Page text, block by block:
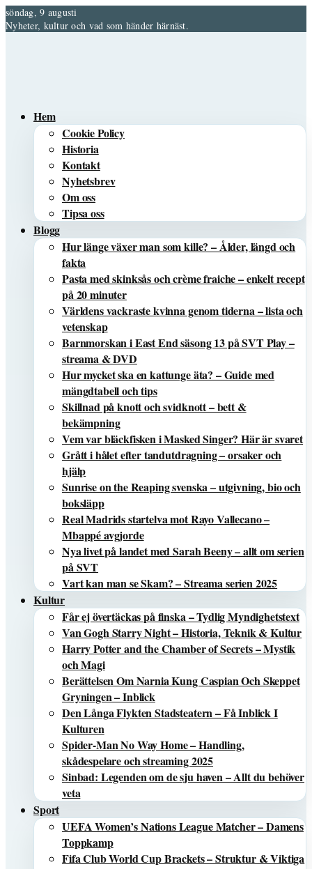
söndag, 9 augusti
Nyheter, kultur och vad som händer härnäst.
Hem
Cookie Policy
Historia
Kontakt
Nyhetsbrev
Om oss
Tipsa oss
Blogg
Hur länge växer man som kille? – Ålder, längd och
fakta
Pasta med skinksås och crème fraiche – enkelt recept
på 20 minuter
Världens vackraste kvinna genom tiderna – lista och
vetenskap
Barnmorskan i East End säsong 13 på SVT Play –
streama & DVD
Hur mycket ska en kattunge äta? – Guide med
mängdtabell och tips
Skillnad på knott och svidknott – bett &
bekämpning
Vem var bläckfisken i Masked Singer? Här är svaret
Grått i hålet efter tandutdragning – orsaker och
hjälp
Sunrise on the Reaping svenska – utgivning, bio och
boksläpp
Real Madrids startelva mot Rayo Vallecano –
Mbappé avgjorde
Nya livet på landet med Sarah Beeny – allt om serien
på SVT
Vart kan man se Skam? – Streama serien 2025
Kultur
Får ej övertäckas på finska – Tydlig Myndighetstext
Van Gogh Starry Night – Historia, Teknik & Kultur
Harry Potter and the Chamber of Secrets – Mystik
och Magi
Berättelsen Om Narnia Kung Caspian Och Skeppet
Gryningen – Inblick
Den Långa Flykten Stadsteatern – Få Inblick I
Kulturen
Spider-Man No Way Home – Handling,
skådespelare och streaming 2025
Sinbad: Legenden om de sju haven – Allt du behöver
veta
Sport
UEFA Women’s Nations League Matcher – Damens
Toppkamp
Fifa Club World Cup Brackets – Struktur & Viktiga